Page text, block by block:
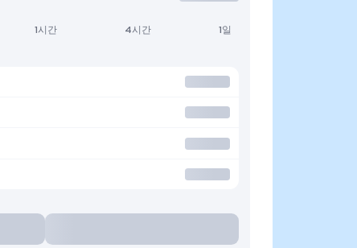
1시간 4시간 1일